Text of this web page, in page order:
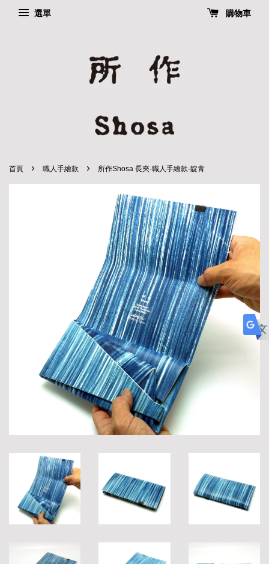
選單 購物車
首頁 › 職人手繪款 › 所作Shosa 長夾-職人手繪款-靛青